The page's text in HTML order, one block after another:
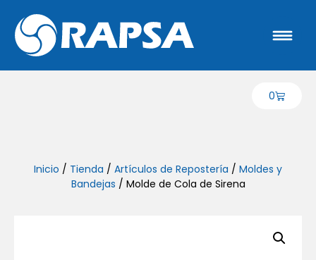
0
Inicio / Tienda / Artículos de Repostería / Moldes y
Bandejas / Molde de Cola de Sirena